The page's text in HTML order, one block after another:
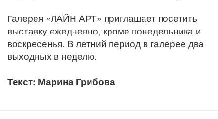
Галерея «ЛАЙН АРТ» приглашает посетить
выставку ежедневно, кроме понедельника и
воскресенья. В летний период в галерее два
выходных в неделю.
Текст: Марина Грибова